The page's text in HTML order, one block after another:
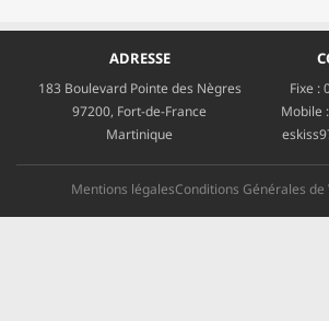
ADRESSE
183 Boulevard Pointe des Nègres
97200, Fort-de-France
Martinique
Fixe :
Mobile :
Mentions légalesConditions Générales de